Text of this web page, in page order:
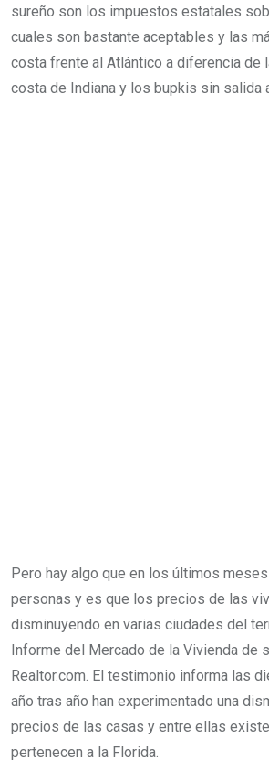
sureño son los impuestos estatales
cuales son bastante aceptables y las
costa frente al Atlántico a diferencia de
costa de Indiana y los bupkis sin salida
Pero hay algo que en los últimos
personas y es que los precios de las
disminuyendo en varias ciudades del
Informe del Mercado de la Vivienda de
Realtor.com. El testimonio informa las
año tras año han experimentado una
precios de las casas y entre ellas
pertenecen a la Florida.